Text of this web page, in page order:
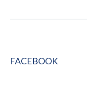
FACEBOOK